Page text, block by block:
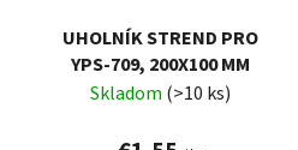
UHOLNÍK STREND PRO
YPS-709, 200X100 MM
Skladom (>10 ks)